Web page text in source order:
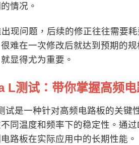
情况。
现问题，后续的修正往往需要
难在一次修改后就达到预期的
显得尤为重要。
L测试：带你掌握高频
试是一种针对高频电路板的关键
同温度和频率下的稳定性。通
路板在实际应用中的长期性能。